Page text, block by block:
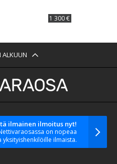
1 300 €
ALKUUN
ilmainen ilmoitus nyt!
on nopeaa
yksityishenkilöille ilmaista.